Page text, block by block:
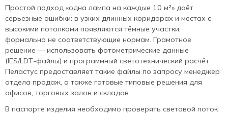
Простой подход «одна лампа на каждые 10 м²» даёт
серьёзные ошибки: в узких длинных коридорах и местах с
высокими потолками появляются тёмные участки,
формально не соответствующие нормам. Грамотное
решение — использовать фотометрические данные
(IES/LDT‑файлы) и программный светотехнический расчёт.
Пеластус предоставляет такие файлы по запросу менеджер
отдела продаж, а также готовые типовые решения для
офисов, торговых залов и складов.
В паспорте изделия необходимо проверять световой поток